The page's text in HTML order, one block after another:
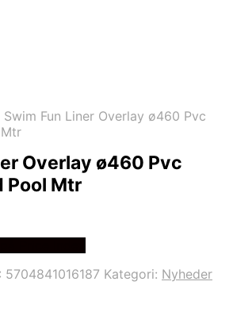
Swim Fun Liner Overlay ø460 Pvc
Overlay ø460 Pvc
Pool Mtr
5704841016187 Kategori: Nyheder